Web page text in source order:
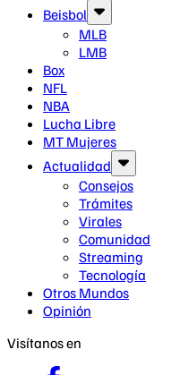
Beisbol
MLB
LMB
Box
NFL
NBA
Lucha Libre
MT Mujeres
Actualidad
Consejos
Trámites
Virales
Comunidad
Streaming
Tecnología
Otros Mundos
Opinión
Visítanos en